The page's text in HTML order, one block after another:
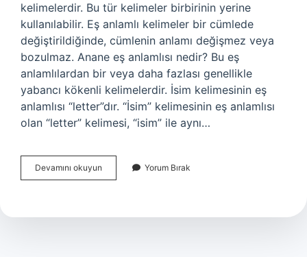
kelimelerdir. Bu tür kelimeler birbirinin yerine
kullanılabilir. Eş anlamlı kelimeler bir cümlede
değiştirildiğinde, cümlenin anlamı değişmez veya
bozulmaz. Anane eş anlamlısı nedir? Bu eş
anlamlılardan bir veya daha fazlası genellikle
yabancı kökenli kelimelerdir. İsim kelimesinin eş
anlamlısı “letter”dır. “İsim” kelimesinin eş anlamlısı
olan “letter” kelimesi, “isim” ile aynı…
Devamını okuyun
Es
Yorum Bırak